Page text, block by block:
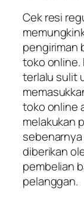
Cek resi
pengiriman
toko online.
terlalu sulit
toko online
melakukan
diberikan
pembelian
pelanggan.